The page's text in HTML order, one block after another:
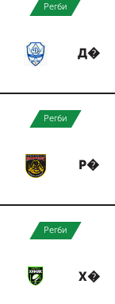
Регби
Д�
Регби
Р�
Регби
Х�